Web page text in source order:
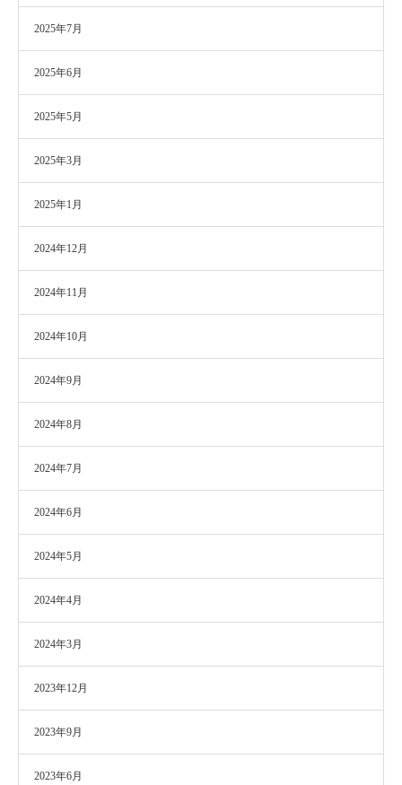
2025年7月
2025年6月
2025年5月
2025年3月
2025年1月
2024年12月
2024年11月
2024年10月
2024年9月
2024年8月
2024年7月
2024年6月
2024年5月
2024年4月
2024年3月
2023年12月
2023年9月
2023年6月